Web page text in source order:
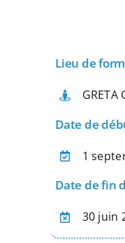
Lieu de
GRETA
Date de
1
Date de fin
30 juin